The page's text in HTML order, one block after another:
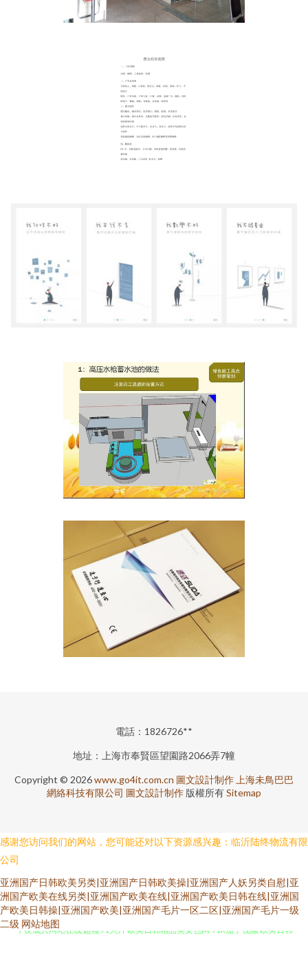
電話：1826726**
地址：上海市奉賢區望園路2066弄7幢
Copyright © 2026www.go4it.com.cn 圖文設計制作 上海未鳥巴巴
網絡科技有限公司 圖文設計制作 版權所有Sitemap
感谢您访问我们的网站，您可能还对以下资源感兴趣：临沂陆终物流有限
公司
亚洲国产日韩欧美另类|亚洲国产日韩欧美操|亚洲国产人妖另类自慰|亚
洲国产欧美在线另类|亚洲国产欧美在线|亚洲国产欧美日韩在线|亚洲国
产欧美日韩操|亚洲国产欧美|亚洲国产毛片一区二区|亚洲国产毛片一级
二级 网站地图
午夜成人网站在线 超碰91大片 欧美日韩精品美女色网 91R茄子视频 欧美日韩